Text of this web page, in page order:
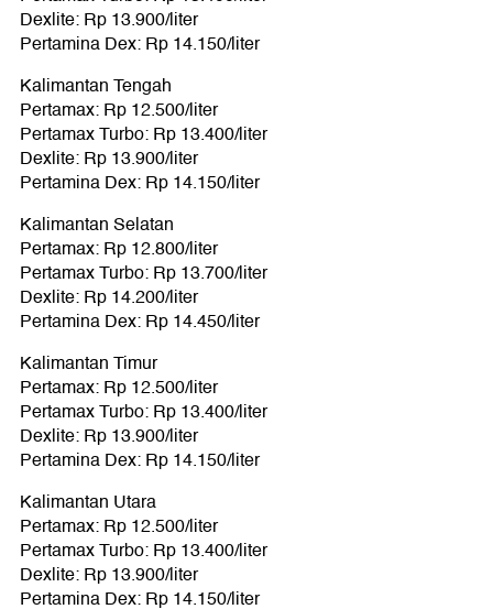
Dexlite: Rp 13.900/liter
Pertamina Dex: Rp 14.150/liter
Kalimantan Tengah
Pertamax: Rp 12.500/liter
Pertamax Turbo: Rp 13.400/liter
Dexlite: Rp 13.900/liter
Pertamina Dex: Rp 14.150/liter
Kalimantan Selatan
Pertamax: Rp 12.800/liter
Pertamax Turbo: Rp 13.700/liter
Dexlite: Rp 14.200/liter
Pertamina Dex: Rp 14.450/liter
Kalimantan Timur
Pertamax: Rp 12.500/liter
Pertamax Turbo: Rp 13.400/liter
Dexlite: Rp 13.900/liter
Pertamina Dex: Rp 14.150/liter
Kalimantan Utara
Pertamax: Rp 12.500/liter
Pertamax Turbo: Rp 13.400/liter
Dexlite: Rp 13.900/liter
Pertamina Dex: Rp 14.150/liter